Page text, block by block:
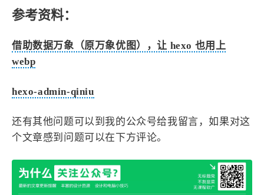
参考资料：
借助数据万象（原万象优图），让 hexo 也用上
webp
hexo-admin-qiniu
还有其他问题可以到我的公众号给我留言，如果对这
个文章感到问题可以在下方评论。